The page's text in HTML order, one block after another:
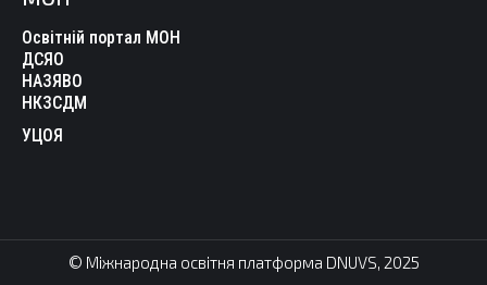
Освітній портал МОН
ДСЯО
НАЗЯВО
НКЗСДМ
УЦОЯ
© Міжнародна освітня платформа DNUVS, 2025